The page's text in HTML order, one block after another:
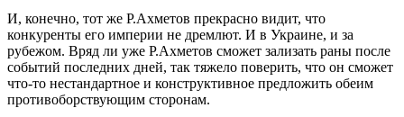
И, конечно, тот же Р.Ахметов прекрасно видит, что
конкуренты его империи не дремлют. И в Украине, и за
рубежом. Вряд ли уже Р.Ахметов сможет зализать раны после
событий последних дней, так тяжело поверить, что он сможет
что-то нестандартное и конструктивное предложить обеим
противоборствующим сторонам.